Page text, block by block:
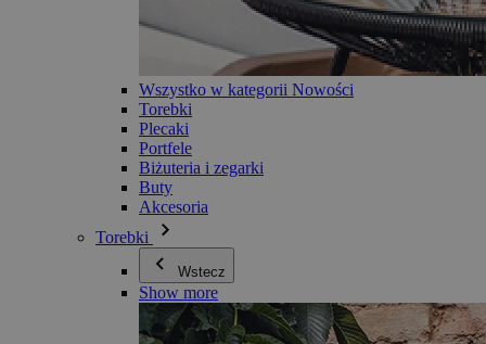
Wszystko w kategorii Nowości
Torebki
Plecaki
Portfele
Biżuteria i zegarki
Buty
Akcesoria
Torebki
Wstecz
Show more